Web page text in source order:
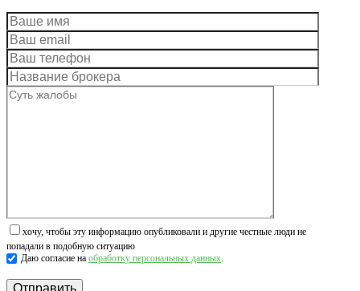
хочу, чтобы эту информацию опубликовали и другие честные люди не
попадали в подобную ситуацию
Даю согласие на обработку персональных данных.